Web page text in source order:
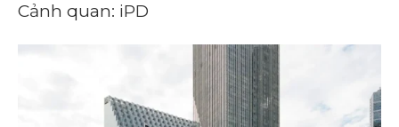
Cảnh quan: iPD